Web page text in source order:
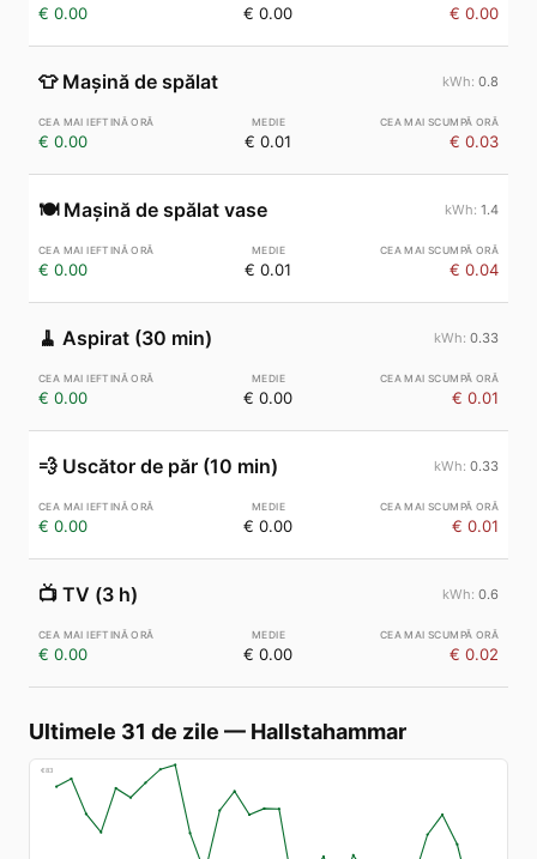
€ 0.00 € 0.00 € 0.00
👕 Mașină de spălat 0.8
€ 0.00 € 0.01 € 0.03
🍽️ Mașină de spălat vase 1.4
€ 0.00 € 0.01 € 0.04
🧹 Aspirat (30 min) 0.33
€ 0.00 € 0.00 € 0.01
💨 Uscător de păr (10 min) 0.33
€ 0.00 € 0.00 € 0.01
📺 TV (3 h) 0.6
€ 0.00 € 0.00 € 0.02
Ultimele 31 de zile — Hallstahammar
€83